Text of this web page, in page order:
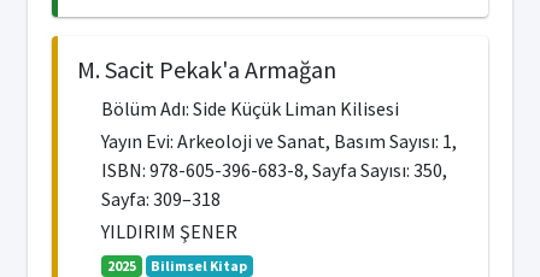
M. Sacit Pekak'a Armağan
Bölüm Adı: Side Küçük Liman Kilisesi
Yayın Evi: Arkeoloji ve Sanat, Basım Sayısı: 1,
ISBN: 978-605-396-683-8, Sayfa Sayısı: 350,
Sayfa: 309–318
YILDIRIM ŞENER
2025 Bilimsel Kitap